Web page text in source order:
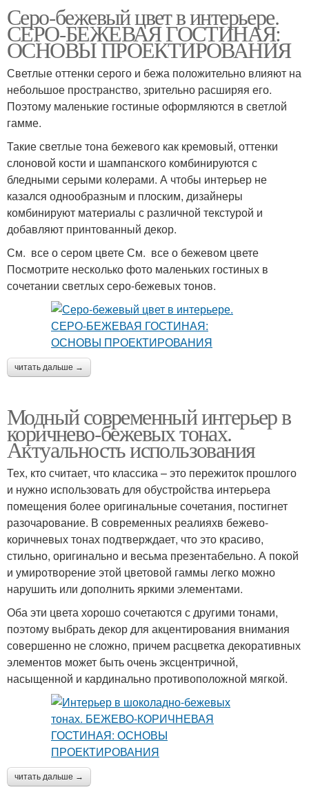
Серо-бежевый цвет в интерьере.
СЕРО-БЕЖЕВАЯ ГОСТИНАЯ:
ОСНОВЫ ПРОЕКТИРОВАНИЯ
Светлые оттенки серого и бежа положительно влияют на
небольшое пространство, зрительно расширяя его.
Поэтому маленькие гостиные оформляются в светлой
гамме.
Такие светлые тона бежевого как кремовый, оттенки
слоновой кости и шампанского комбинируются с
бледными серыми колерами. А чтобы интерьер не
казался однообразным и плоским, дизайнеры
комбинируют материалы с различной текстурой и
добавляют принтованный декор.
См. все о сером цвете См. все о бежевом цвете
Посмотрите несколько фото маленьких гостиных в
сочетании светлых серо-бежевых тонов.
читать дальше →
Модный современный интерьер в
коричнево-бежевых тонах.
Актуальность использования
Тех, кто считает, что классика – это пережиток прошлого
и нужно использовать для обустройства интерьера
помещения более оригинальные сочетания, постигнет
разочарование. В современных реалияхв бежево-
коричневых тонах подтверждает, что это красиво,
стильно, оригинально и весьма презентабельно. А покой
и умиротворение этой цветовой гаммы легко можно
нарушить или дополнить яркими элементами.
Оба эти цвета хорошо сочетаются с другими тонами,
поэтому выбрать декор для акцентирования внимания
совершенно не сложно, причем расцветка декоративных
элементов может быть очень эксцентричной,
насыщенной и кардинально противоположной мягкой.
читать дальше →